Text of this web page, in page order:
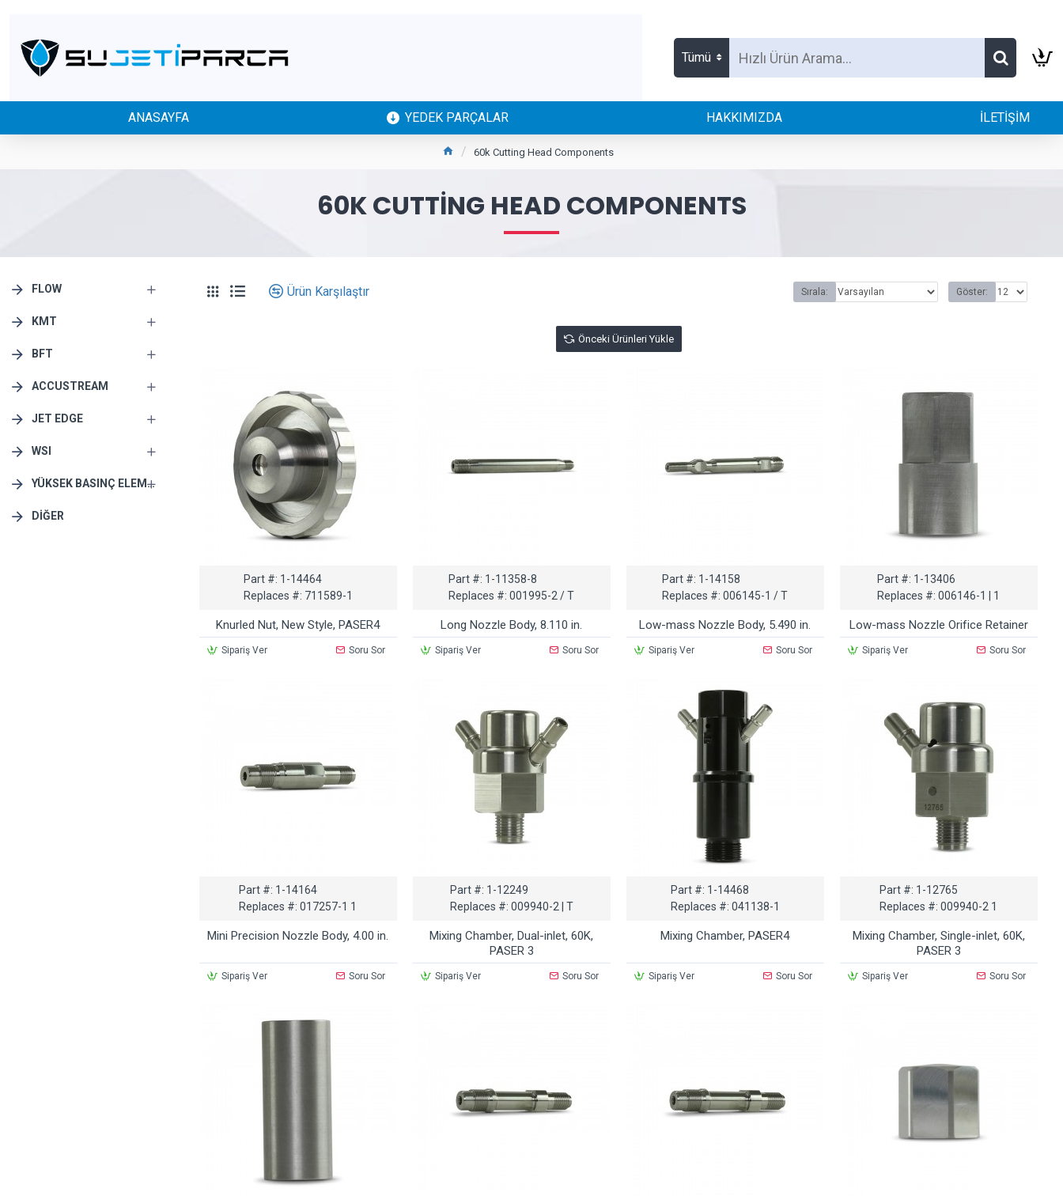
Tümü
ANASAYFA YEDEK PARÇALAR HAKKIMIZDA İLETİŞİM
60k Cutting Head Components
60K CUTTING HEAD COMPONENTS
FLOW
KMT
BFT
ACCUSTREAM
JET EDGE
WSI
YÜKSEK BASINÇ ELEMANLARI
DIĞER
Ürün Karşılaştır Sırala: Göster:
Önceki Ürünleri Yükle
Part #: 1-14464
Replaces #: 711589-1
Knurled Nut, New Style, PASER4
Sipariş Ver Soru Sor
Part #: 1-11358-8
Replaces #: 001995-2 / T
Long Nozzle Body, 8.110 in.
Sipariş Ver Soru Sor
Part #: 1-14158
Replaces #: 006145-1 / T
Low-mass Nozzle Body, 5.490 in.
Sipariş Ver Soru Sor
Part #: 1-13406
Replaces #: 006146-1 | 1
Low-mass Nozzle Orifice Retainer
Sipariş Ver Soru Sor
Part #: 1-14164
Replaces #: 017257-1 1
Mini Precision Nozzle Body, 4.00 in.
Sipariş Ver Soru Sor
Part #: 1-12249
Replaces #: 009940-2 | T
Mixing Chamber, Dual-inlet, 60K,
PASER 3
Sipariş Ver Soru Sor
Part #: 1-14468
Replaces #: 041138-1
Mixing Chamber, PASER4
Sipariş Ver Soru Sor
Part #: 1-12765
Replaces #: 009940-2 1
Mixing Chamber, Single-inlet, 60K,
PASER 3
Sipariş Ver Soru Sor